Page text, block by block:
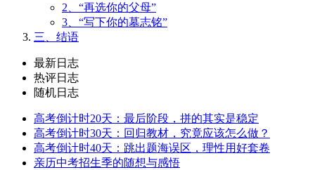
2、“再选你的父母”
3、“写下你的墓志铭”
三、结语
最新日志
热评日志
随机日志
高考倒计时20天：最后阶段，拼的其实是稳定
高考倒计时30天：回归教材，究竟应该怎么做？
高考倒计时40天：跳出题海误区，理性用好套卷
亲历中考招生季的随想与感悟